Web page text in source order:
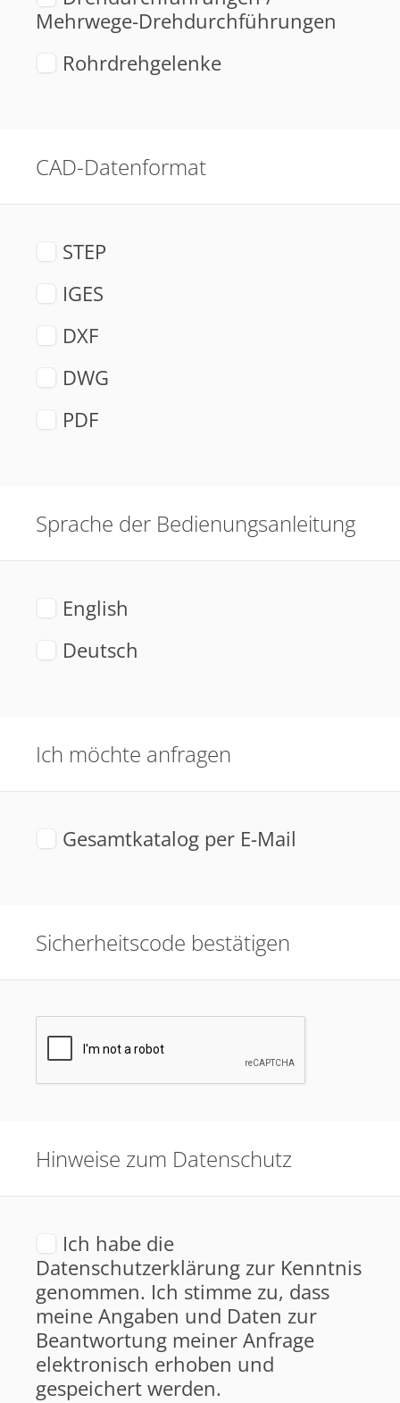
Mehrwege-Drehdurchführungen
Rohrdrehgelenke
CAD-Datenformat
STEP
IGES
DXF
DWG
PDF
Sprache der Bedienungsanleitung
English
Deutsch
Ich möchte anfragen
Gesamtkatalog per E-Mail
Sicherheitscode bestätigen
Hinweise zum Datenschutz
Ich habe die
Datenschutzerklärung zur Kenntnis
genommen. Ich stimme zu, dass
meine Angaben und Daten zur
Beantwortung meiner Anfrage
elektronisch erhoben und
gespeichert werden.